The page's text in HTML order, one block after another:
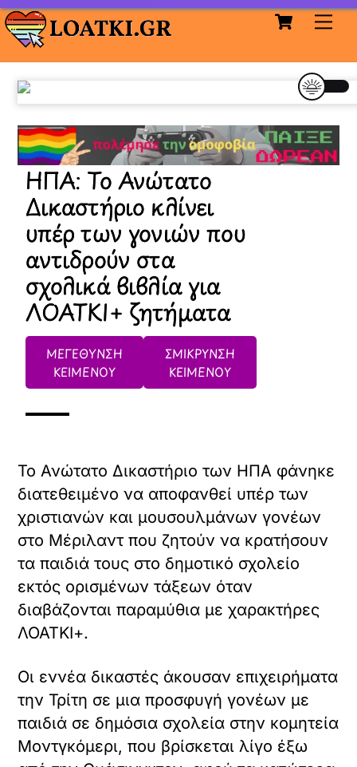
Skip
to
content
Cart
ΗΠΑ: Το Ανώτατο
Δικαστήριο κλίνει
υπέρ των γονιών που
αντιδρούν στα
σχολικά βιβλία για
ΛΟΑΤΚΙ+ ζητήματα
ΜΕΓΕΘΥΝΣΗ
ΚΕΙΜΕΝΟΥ
ΣΜΙΚΡΥΝΣΗ
ΚΕΙΜΕΝΟΥ
Το Ανώτατο Δικαστήριο των ΗΠΑ φάνηκε
διατεθειμένο να αποφανθεί υπέρ των
χριστιανών και μουσουλμάνων γονέων
στο Μέριλαντ που ζητούν να κρατήσουν
τα παιδιά τους στο δημοτικό σχολείο
εκτός ορισμένων τάξεων όταν
διαβάζονται παραμύθια με χαρακτήρες
ΛΟΑΤΚΙ+.
Οι εννέα δικαστές άκουσαν επιχειρήματα
την Τρίτη σε μια προσφυγή γονέων με
παιδιά σε δημόσια σχολεία στην κομητεία
Μοντγκόμερι, που βρίσκεται λίγο έξω